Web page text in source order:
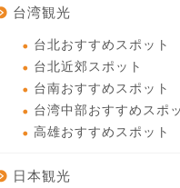
台湾観光
台北おすすめスポット
台北近郊スポット
台南おすすめスポット
台湾中部おすすめスポ
高雄おすすめスポット
日本観光